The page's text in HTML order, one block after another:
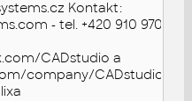
Kontakt:
- tel. +420 910 970
CADstudio a
company/CADstudio